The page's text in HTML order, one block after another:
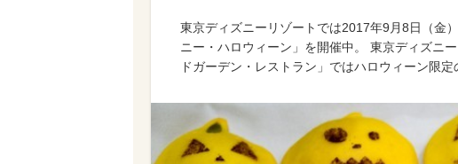
東京ディズニーリゾートでは2017年9月8日（金
ニー・ハロウィーン」を開催中。 東京ディズニ
ドガーデン・レストラン」ではハロウィーン限定